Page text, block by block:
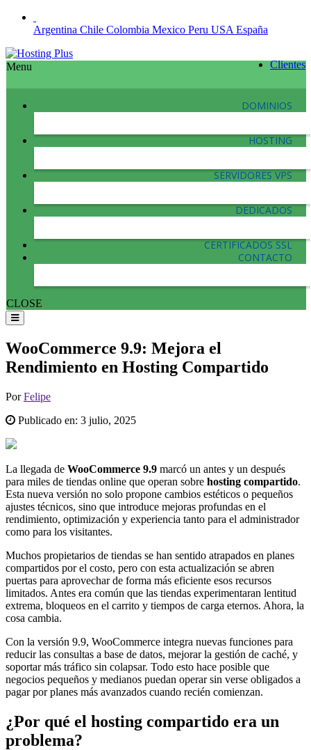
Argentina Chile Colombia Mexico Peru USA España
Clientes
Menu
DOMINIOS
HOSTING
SERVIDORES VPS
DEDICADOS
CERTIFICADOS SSL
CONTACTO
CLOSE
WooCommerce 9.9: Mejora el
Rendimiento en Hosting Compartido
PorFelipe
Publicado en: 3 julio, 2025
La llegada de WooCommerce 9.9 marcó un antes y un después
para miles de tiendas online que operan sobre hosting compartido.
Esta nueva versión no solo propone cambios estéticos o pequeños
ajustes técnicos, sino que introduce mejoras profundas en el
rendimiento, optimización y experiencia tanto para el administrador
como para los visitantes.
Muchos propietarios de tiendas se han sentido atrapados en planes
compartidos por el costo, pero con esta actualización se abren
puertas para aprovechar de forma más eficiente esos recursos
limitados. Antes era común que las tiendas experimentaran lentitud
extrema, bloqueos en el carrito y tiempos de carga eternos. Ahora, la
cosa cambia.
Con la versión 9.9, WooCommerce integra nuevas funciones para
reducir las consultas a base de datos, mejorar la gestión de caché, y
soportar más tráfico sin colapsar. Todo esto hace posible que
negocios pequeños y medianos puedan operar sin verse obligados a
pagar por planes más avanzados cuando recién comienzan.
¿Por qué el hosting compartido era un
problema?